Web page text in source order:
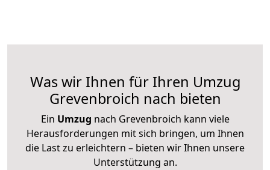
Was wir Ihnen für Ihren Umzug
Grevenbroich nach bieten
Ein Umzug nach Grevenbroich kann viele
Herausforderungen mit sich bringen, um Ihnen
die Last zu erleichtern – bieten wir Ihnen unsere
Unterstützung an.